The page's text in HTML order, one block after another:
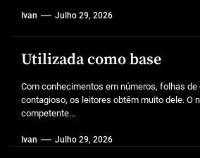
Ivan Julho 29, 2026
Utilizada como base
Com conhecimentos em números, folhas
contagioso, os leitores obtêm muito dele. O
competente...
Ivan Julho 29, 2026